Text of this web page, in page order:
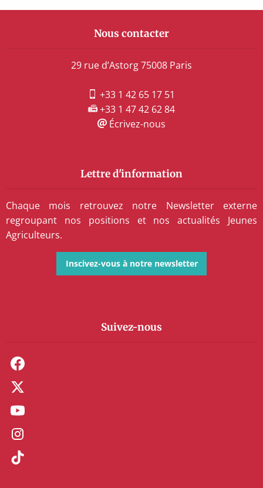
Nous contacter
29 rue d’Astorg 75008 Paris
+33 1 42 65 17 51
+33 1 47 42 62 84
Écrivez-nous
Lettre d'information
Chaque mois retrouvez notre Newsletter externe
regroupant nos positions et nos actualités Jeunes
Agriculteurs.
Inscivez-vous à notre newsletter
Suivez-nous